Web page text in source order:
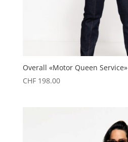
Overall «Motor Queen Service»
CHF198.00